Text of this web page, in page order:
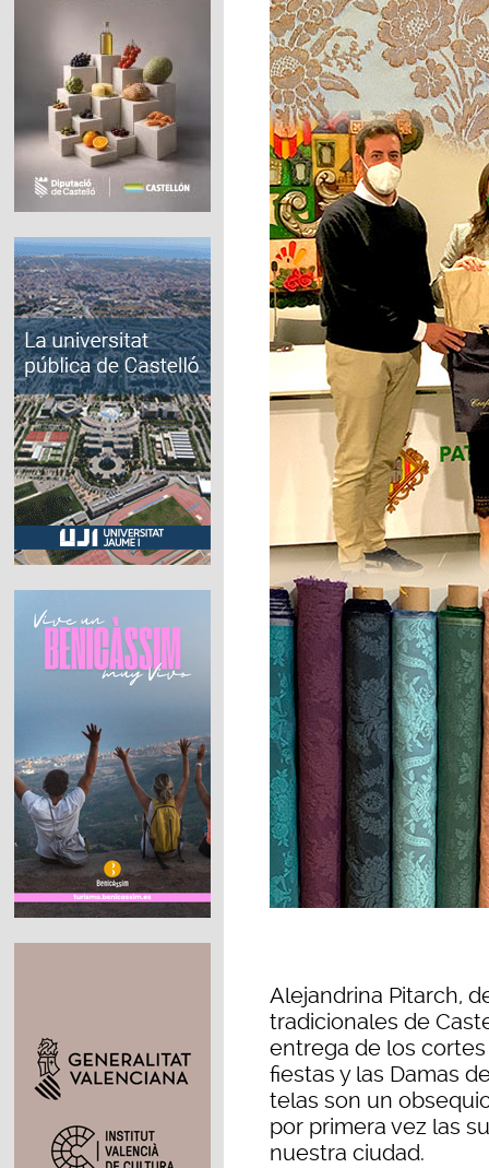
Alejandrina Pitarch,
tradicionales de
entrega de los
fiestas y las Damas
telas son un
por primera vez las
nuestra ciudad.